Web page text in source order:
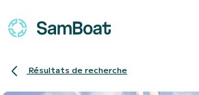
Résultats de recherche